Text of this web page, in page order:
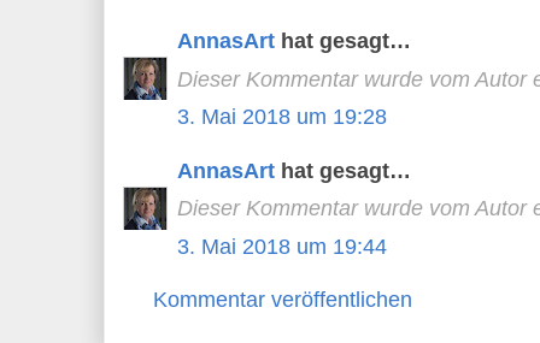
AnnasArt hat gesagt…
Dieser Kommentar wurde vom Autor
3. Mai 2018 um 19:28
AnnasArt hat gesagt…
Dieser Kommentar wurde vom Autor
3. Mai 2018 um 19:44
Kommentar veröffentlichen